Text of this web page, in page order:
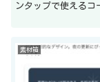
ンタップで使えるコ
素材箱